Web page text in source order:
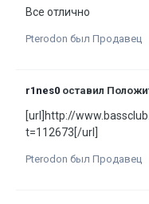
Все отлично
Pterodon был Продавец
r1nes0 оставил
[url]http://
t=112673[/url]
Pterodon был Продавец